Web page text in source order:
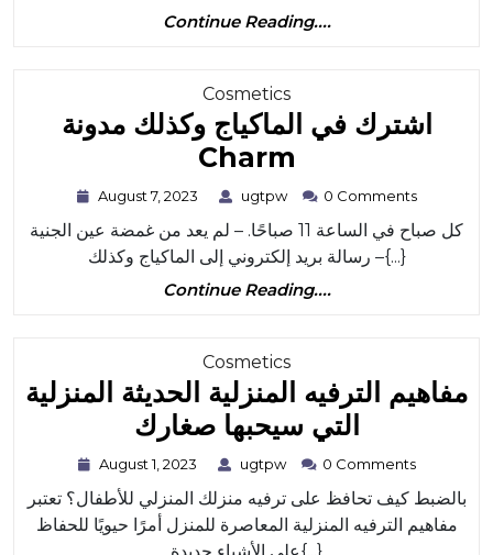
Continue Reading....Continue
CosmeticsCategory
اشترك في الماكياج وكذلك مدونة
Charm
في
الماكياج
وكذلك
مدونة
August 7, 2023
August
2023
ugtpw ugtpw0 Comments
كل صباح في الساعة 11 صباحًا. – لم يعد من غمضة عين الجنية
– رسالة بريد إلكتروني إلى الماكياج وكذلك{...}
Continue Reading....Continue
CosmeticsCategory
مفاهيم الترفيه المنزلية الحديثة المنزلية
التي سيحبها صغارك مفاهيم
الترفيه
المنزلية
الحديثة
August 1, 2023
August
2023
ugtpw ugtpw0 Comments
بالضبط كيف تحافظ على ترفيه منزلك المنزلي للأطفال؟ تعتبر
مفاهيم الترفيه المنزلية المعاصرة للمنزل أمرًا حيويًا للحفاظ